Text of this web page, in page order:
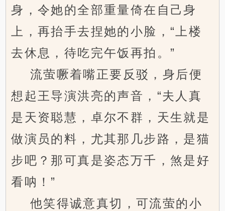
身，令她的全部重量倚在自己身
上，再抬手去捏她的小脸，“上楼
去休息，待吃完午饭再拍。”
流萤噘着嘴正要反驳，身后便
想起王导演洪亮的声音，“夫人真
是天资聪慧，卓尔不群，天生就是
做演员的料，尤其那几步路，是猫
步吧？那可真是姿态万千，煞是好
看呐！”
他笑得诚意真切，可流萤的小